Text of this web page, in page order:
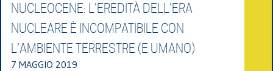
NUCLEOCENE: L’EREDITÀ DELL’ERA
NUCLEARE È INCOMPATIBILE CON
L’AMBIENTE TERRESTRE (E UMANO)
7 MAGGIO 2019